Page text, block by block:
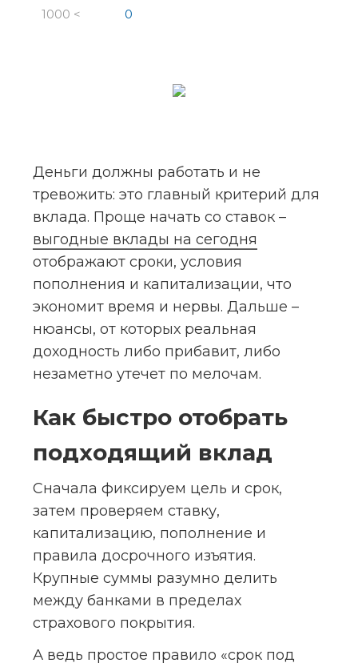
1000 < 0
Деньги должны работать и не
тревожить: это главный критерий для
выгодные вклады на сегодня
отображают сроки, условия
пополнения и капитализации, что
экономит время и нервы. Дальше –
нюансы, от которых реальная
доходность либо прибавит, либо
незаметно утечет по мелочам.
Как быстро отобрать
подходящий вклад
Сначала фиксируем цель и срок,
затем проверяем ставку,
капитализацию, пополнение и
правила досрочного изъятия.
Крупные суммы разумно делить
между банками в пределах
страхового покрытия.
А ведь простое правило «срок под